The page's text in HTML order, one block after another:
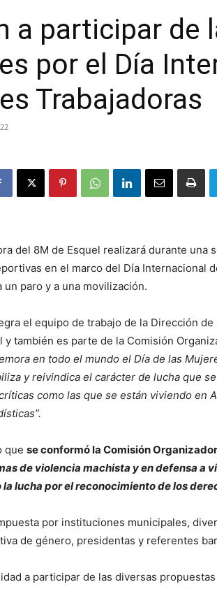
a participar de
por el Día
Trabajadoras
del 8M de Esquel realizará durante una
en el marco del Día Internacional
un paro y a una movilización.
el equipo de trabajo de la Dirección
y también es parte de la Comisión
en todo el mundo el Día de las
y reivindica el carácter de lucha que
como las que se están viviendo en
que se conformó la Comisión
de violencia machista y en defensa a
lucha por el reconocimiento de los
por instituciones municipales,
de género, presidentas y referentes
a participar de las diversas